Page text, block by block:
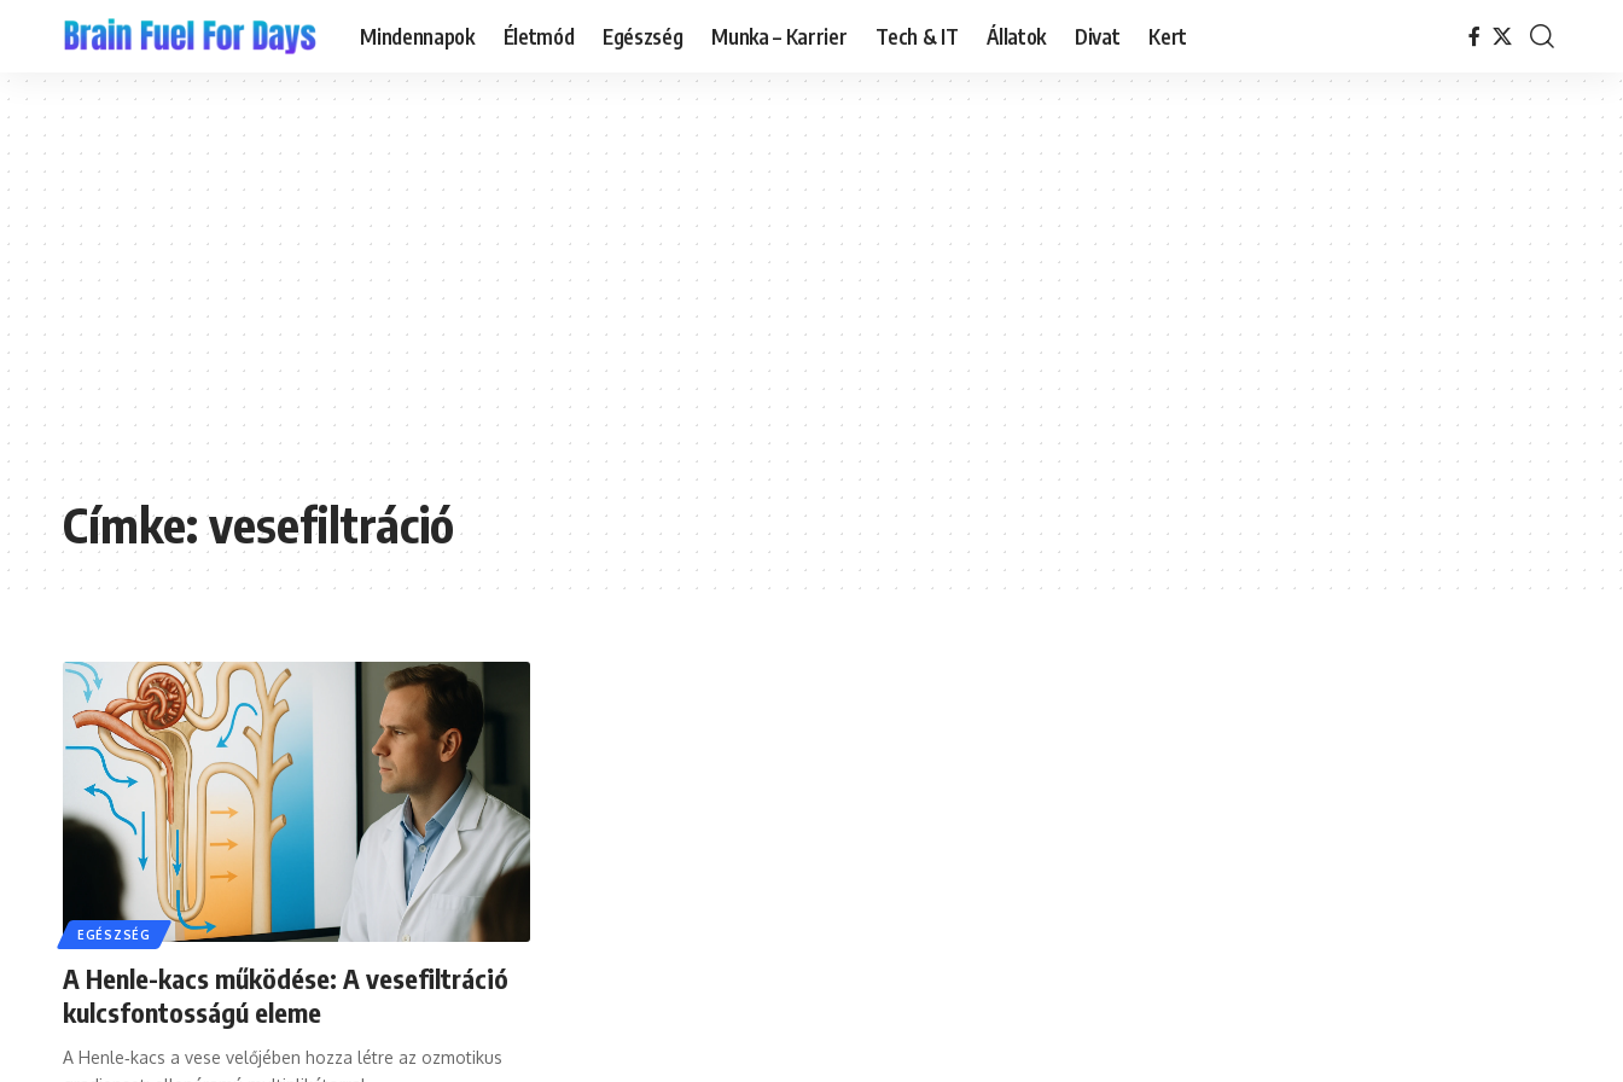
Mindennapok Életmód Egészség Munka – Karrier Tech & IT Állatok Divat Kert
Címke:vesefiltráció
EGÉSZSÉG
A Henle-kacs működése: A vesefiltráció
kulcsfontosságú eleme
A Henle‑kacs a vese velőjében hozza létre az ozmotikus